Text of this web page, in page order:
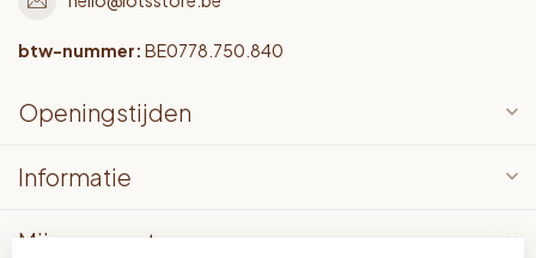
btw-nummer: BE0778.750.840
Openingstijden
Informatie
Mijn account